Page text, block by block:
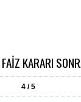
KARARI
4 / 5